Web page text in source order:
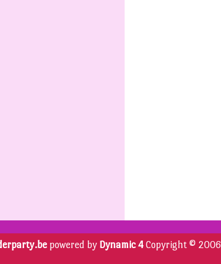
powered by Dynamic 4 Copyright © 2006